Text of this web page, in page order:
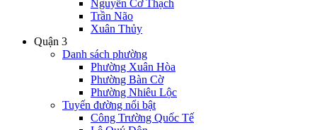
Nguyễn Cơ Thạch
Trần Não
Xuân Thủy
Quận 3
Danh sách phường
Phường Xuân Hòa
Phường Bàn Cờ
Phường Nhiêu Lộc
Tuyến đường nổi bật
Công Trường Quốc Tế